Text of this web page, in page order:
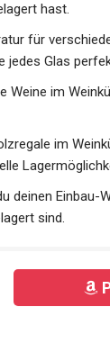
hast.
für
jedes Glas
Weine im
im
deinen Einbau-
sind.